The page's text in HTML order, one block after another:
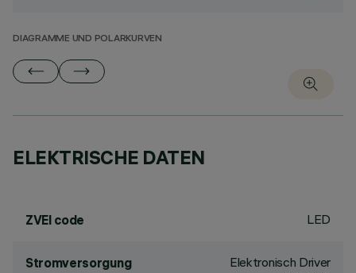
DIAGRAMME UND POLARKURVEN
ELEKTRISCHE DATEN
ZVEI code LED
Stromversorgung
Elektronisch Driver